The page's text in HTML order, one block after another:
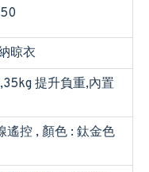
晾衣
提升負重,內置
遙控 , 顏色 : 鈦金色